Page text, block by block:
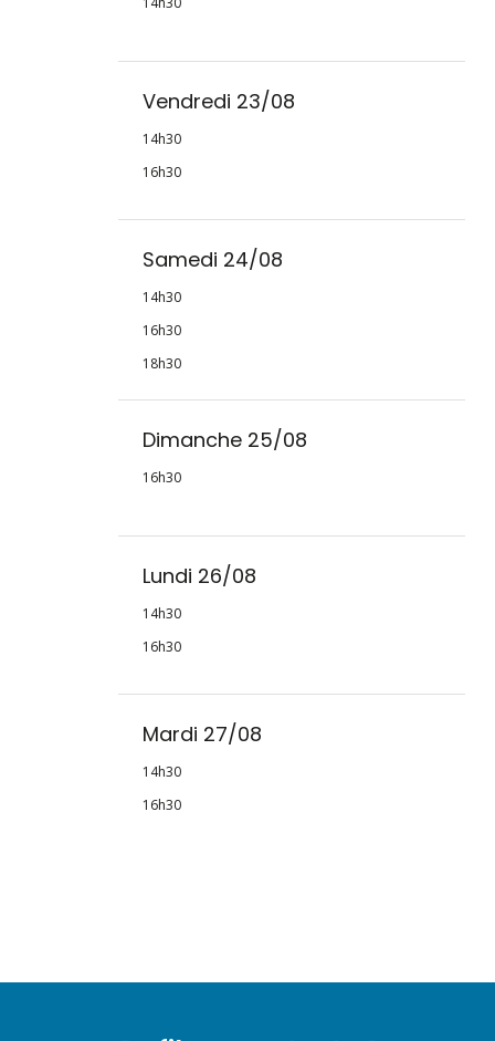
Vendredi 23/08
14h30
16h30
Samedi 24/08
14h30
16h30
18h30
Dimanche 25/08
16h30
Lundi 26/08
14h30
16h30
Mardi 27/08
14h30
16h30